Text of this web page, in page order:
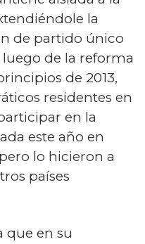
la
de partido único
de la reforma
de 2013,
residentes en
en la
este año en
lo hicieron a
países
que en su